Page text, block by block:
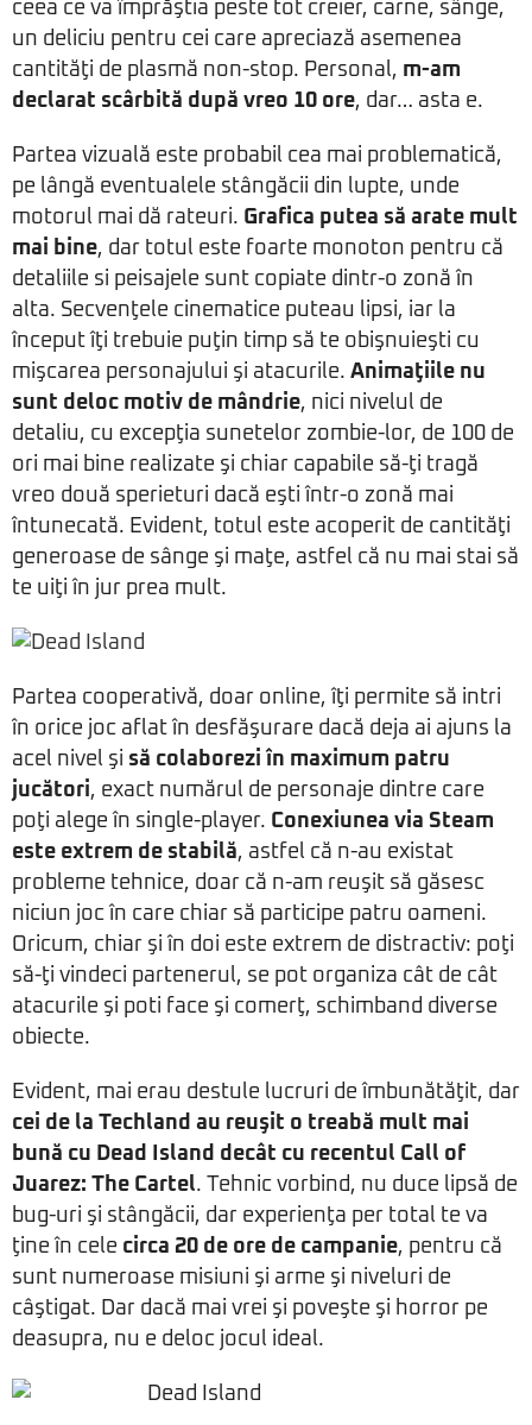
ceea ce va împrăştia peste tot creier, carne, sânge,
un deliciu pentru cei care apreciază asemenea
cantităţi de plasmă non-stop. Personal, m-am
declarat scârbită după vreo 10 ore, dar… asta e.
Partea vizuală este probabil cea mai problematică,
pe lângă eventualele stângăcii din lupte, unde
motorul mai dă rateuri. Grafica putea să arate mult
mai bine, dar totul este foarte monoton pentru că
detaliile si peisajele sunt copiate dintr-o zonă în
alta. Secvenţele cinematice puteau lipsi, iar la
început îţi trebuie puţin timp să te obişnuieşti cu
mişcarea personajului şi atacurile. Animaţiile nu
sunt deloc motiv de mândrie, nici nivelul de
detaliu, cu excepţia sunetelor zombie-lor, de 100 de
ori mai bine realizate şi chiar capabile să-ţi tragă
vreo două sperieturi dacă eşti într-o zonă mai
întunecată. Evident, totul este acoperit de cantităţi
generoase de sânge şi maţe, astfel că nu mai stai să
te uiţi în jur prea mult.
Partea cooperativă, doar online, îţi permite să intri
în orice joc aflat în desfăşurare dacă deja ai ajuns la
acel nivel şi să colaborezi în maximum patru
jucători, exact numărul de personaje dintre care
poţi alege în single-player. Conexiunea via Steam
este extrem de stabilă, astfel că n-au existat
probleme tehnice, doar că n-am reuşit să găsesc
niciun joc în care chiar să participe patru oameni.
Oricum, chiar şi în doi este extrem de distractiv: poţi
să-ţi vindeci partenerul, se pot organiza cât de cât
atacurile şi poti face şi comerţ, schimband diverse
obiecte.
Evident, mai erau destule lucruri de îmbunătăţit, dar
cei de la Techland au reuşit o treabă mult mai
bună cu Dead Island decât cu recentul Call of
Juarez: The Cartel. Tehnic vorbind, nu duce lipsă de
bug-uri şi stângăcii, dar experienţa per total te va
ţine în cele circa 20 de ore de campanie, pentru că
sunt numeroase misiuni şi arme şi niveluri de
câştigat. Dar dacă mai vrei şi poveşte şi horror pe
deasupra, nu e deloc jocul ideal.